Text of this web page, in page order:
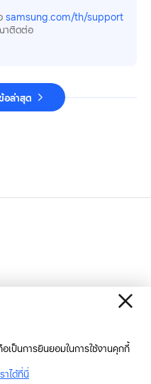
samsung.com/th/support
าติดต่อ
อล่าสุด
อเป็นการยินยอมในการใช้งานคุกกี้
าได้ที่นี่